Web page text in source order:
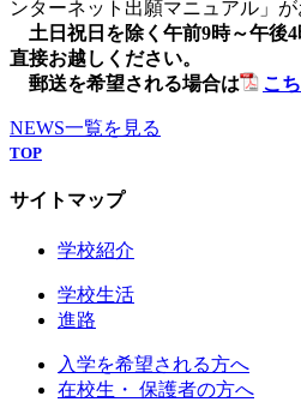
ンターネット出願マニュアル」が
土日祝日を除く午前9時～午後
直接お越しください。
郵送を希望される場合は
こ
NEWS一覧を見る
TOP
サイトマップ
学校紹介
学校生活
進路
入学を希望される方へ
在校生・ 保護者の方へ